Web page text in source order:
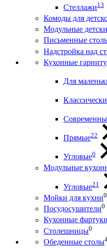
Стеллажи13
Комоды для
Модульные
Письменные
Надстройка над
Кухонные
Для
Прямые22
Угловые0
Модульные
Угловые21
Мойки для кухни0
Посудосушители0
Кухонные фартуки
Столешницы0
Обеденные столы